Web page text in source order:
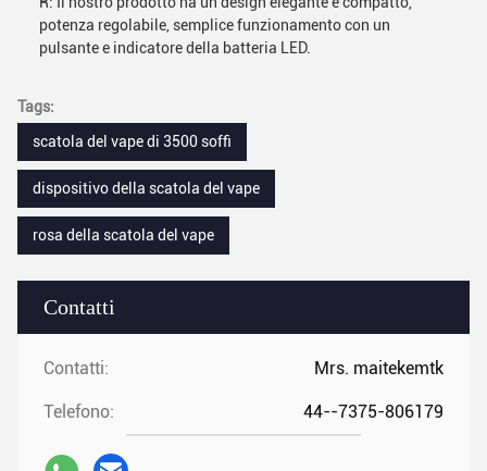
Contatti
Contatti: Mrs. maitekemtk
Telefono: 44--7375-806179
potenza regolabile, semplice funzionamento con un
pulsante e indicatore della batteria LED.
Tags:
scatola del vape di 3500 soffi
dispositivo della scatola del vape
rosa della scatola del vape